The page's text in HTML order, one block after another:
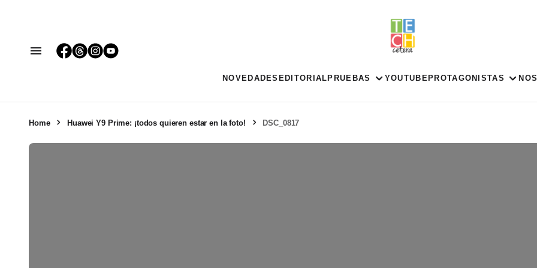
NOVEDADES EDITORIAL PRUEBAS YOUTUBE PROTAGONISTAS
Home Huawei Y9 Prime: ¡todos quieren estar en la foto! DSC_0817